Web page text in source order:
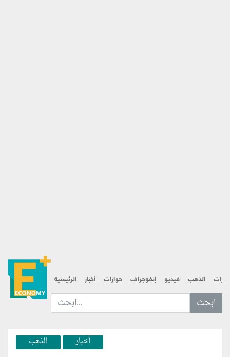
الرئيسية أخبار حوارات إنفوجراف فيديو الذهب
ابحث عن... :
الذهب أخبار